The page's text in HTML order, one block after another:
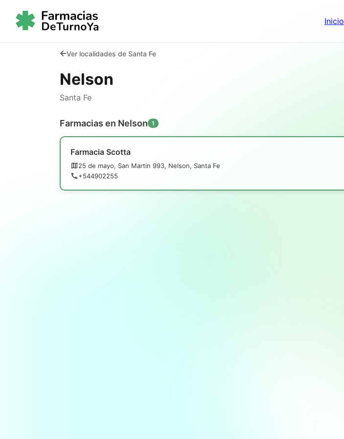
Inicio
Ver localidades de Santa Fe
Nelson
Santa Fe
Farmacias en Nelson 1
Farmacia Scotta
25 de mayo, San Martin 993, Nelson, Santa Fe
+544902255